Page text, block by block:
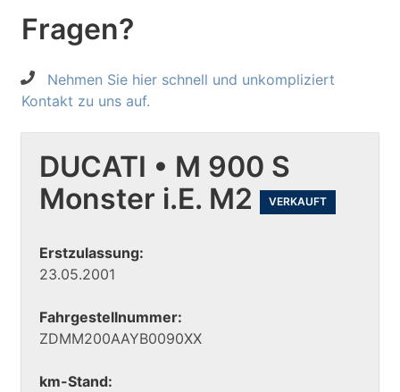
Fragen?
Nehmen Sie hier schnell und unkompliziert
Kontakt zu uns auf.
DUCATI • M 900 S
Monster i.E. M2
VERKAUFT
Erstzulassung:
23.05.2001
Fahrgestellnummer:
ZDMM200AAYB0090XX
km-Stand: